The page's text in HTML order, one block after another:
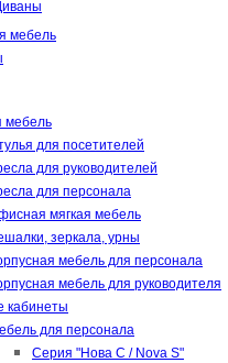
мебель
мебель
для посетителей
для руководителей
для персонала
мягкая мебель
зеркала, урны
мебель для персонала
мебель для руководителя
кабинеты
для персонала
Серия "Нова С / Nova S"